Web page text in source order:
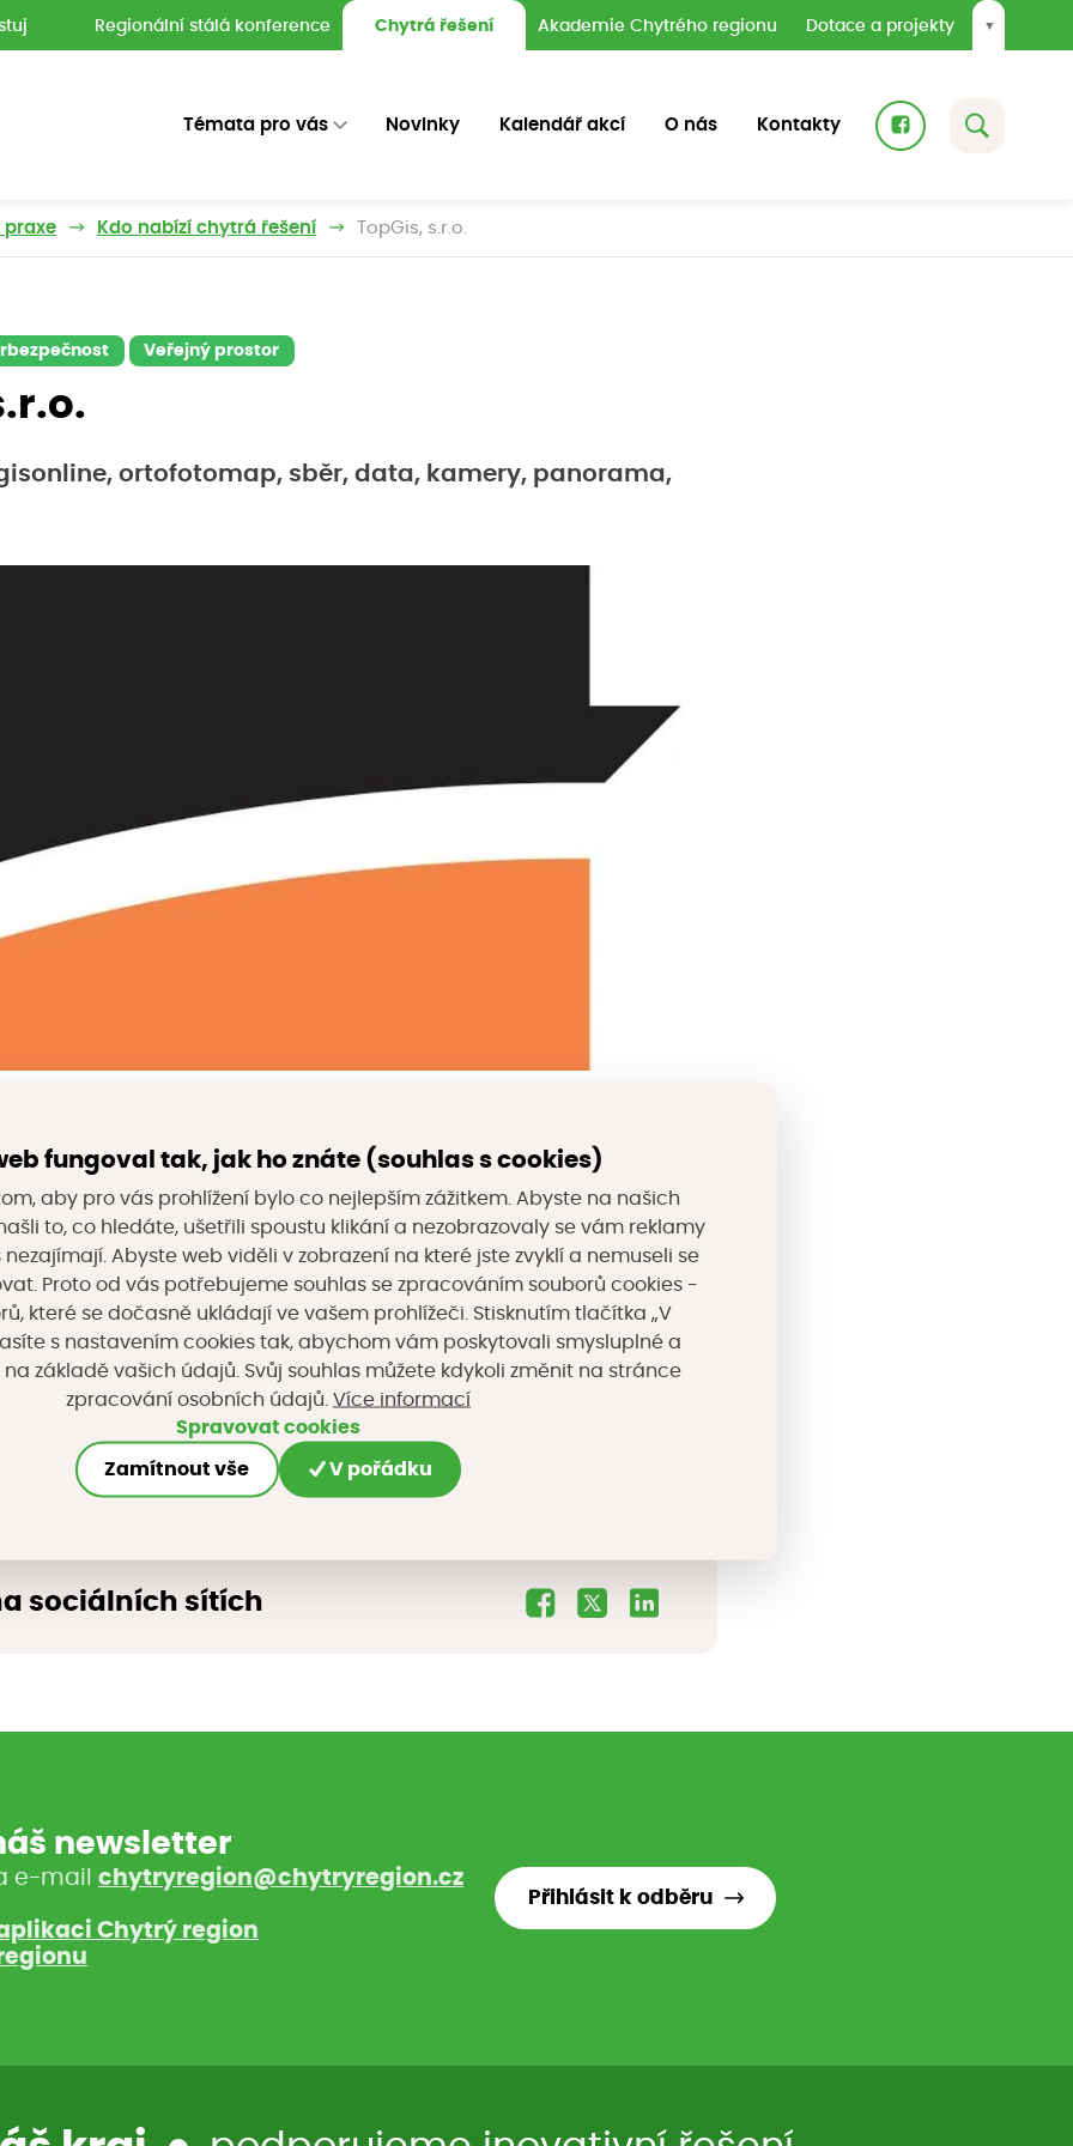
Regionální stálá konference Chytrá řešení Akademie Chytrého regionu Dotace a projekty ▼
Témata pro vás Novinky Kalendář akcí O nás Kontakty
praxe Kdo nabízí chytrá řešení TopGis, s.r.o.
Veřejný prostor
ortofotomap, sběr, data, kamery, panorama,
GIS oboru a softwarových architektů. Poskytujeme služby související
a zpracováním geoprostorových dat a umožňujeme jejich
prostřednictvím webového portálu gisonline.cz. Do našeho
patří vlastní letadla, kamerové a laserové senzory, či automobily,
záběry našich měst a vesnic nejen pro mapy.cz.
30/65, Komárov, 617 00 Brno
sociálních sítích
newsletter
e-mailchytryregion@chytryregion.cz
Chytrý region
Přihlásit k odběru
fungoval tak, jak ho znáte (souhlas s cookies)
aby pro vás prohlížení bylo co nejlepším zážitkem. Abyste na našich
to, co hledáte, ušetřili spoustu klikání a nezobrazovaly se vám reklamy
nezajímají. Abyste web viděli v zobrazení na které jste zvyklí a nemuseli se
Proto od vás potřebujeme souhlas se zpracováním souborů cookies -
které se dočasně ukládají ve vašem prohlížeči. Stisknutím tlačítka „V
s nastavením cookies tak, abychom vám poskytovali smysluplné a
na základě vašich údajů. Svůj souhlas můžete kdykoli změnit na stránce
zpracování osobních údajů. Více informací
Spravovat cookies
Zamítnout vše V pořádku